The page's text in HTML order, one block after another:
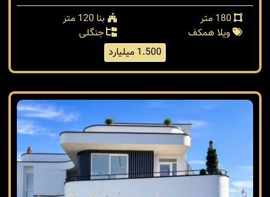
بنا 120 متر
ویلا همکف
جنگلی
1.500 میلیارد